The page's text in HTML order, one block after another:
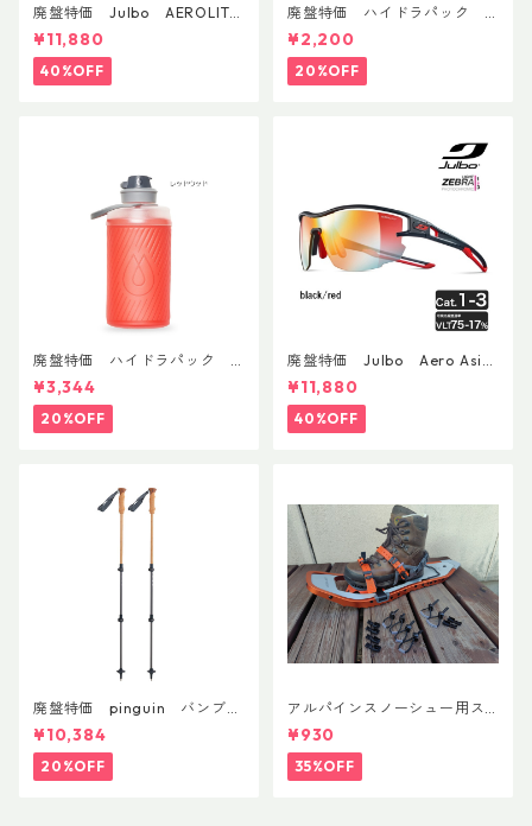
廃盤特価 Julbo AEROLITE
AsianFit
¥11,880
40%OFF
廃盤特価 ハイドラパック
リーコン ツイスト＆シップ 50
0ml
¥2,200
20%OFF
廃盤特価 ハイドラパック
フラックス 750ml
¥3,344
20%OFF
廃盤特価 Julbo Aero Asia
nFit
¥11,880
40%OFF
廃盤特価 pinguin バンブー
FLフォーム(ペア)
¥10,384
20%OFF
アルパインスノーシュー用ス
トラップキャッチ(ペア)
¥930
35%OFF